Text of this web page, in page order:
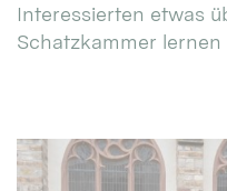
Interessierten etwas
Schatzkammer lernen